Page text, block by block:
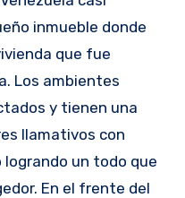
inmueble donde
que fue
Los ambientes
y tienen una
llamativos con
logrando un todo que
En el frente del